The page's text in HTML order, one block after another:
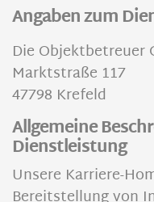
Angaben zum
Die Objektbetreuer
Marktstraße 117
47798 Krefeld
Allgemeine
Dienstleistung
Unsere Karriere-